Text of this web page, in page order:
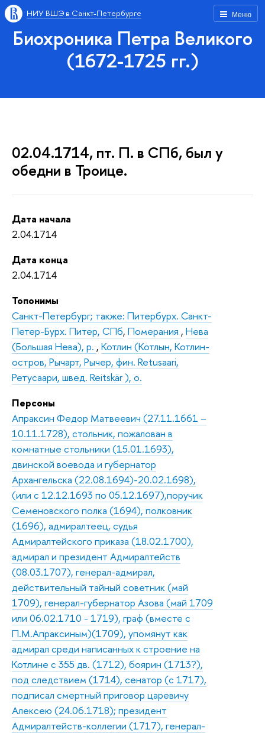
Меню
НИУ ВШЭ в Санкт-Петербурге
Биохроника Петра Великого
(1672-1725 гг.)
02.04.1714, пт. П. в СПб, был у
обедни в Троице.
Дата начала
2.04.1714
Дата конца
2.04.1714
Топонимы
Санкт-Петербург; также: Питербурх. Санкт-
Петер-Бурх. Питер, СПб, Померания , Нева
(Большая Нева), р. , Котлин (Котлын, Котлин-
остров, Рычарт, Рычер, фин. Retusaari,
Ретусаари, швед. Reitskär ), о.
Персоны
Апраксин Федор Матвеевич (27.11.1661 –
10.11.1728), стольник, пожалован в
комнатные стольники (15.01.1693),
двинской воевода и губернатор
Архангельска (22.08.1694)-20.02.1698),
(или с 12.12.1693 по 05.12.1697),поручик
Семеновского полка (1694), полковник
(1696), адмиралтеец, судья
Адмиралтейского приказа (18.02.1700),
адмирал и президент Адмиралтейств
(08.03.1707), генерал-адмирал,
действительный тайный советник (май
1709), генерал-губернатор Азова (май 1709
или 06.02.1710 - 1719), граф (вместе с
П.М.Апраксиным)(1709), упомянут как
адмирал среди написанных к строение на
Котлине с 355 дв. (1712), боярин (1713?),
под следствием (1714), сенатор (с 1717),
подписал смертный приговор царевичу
Алексею (24.06.1718); президент
Адмиралтейств-коллегии (1717), генерал-